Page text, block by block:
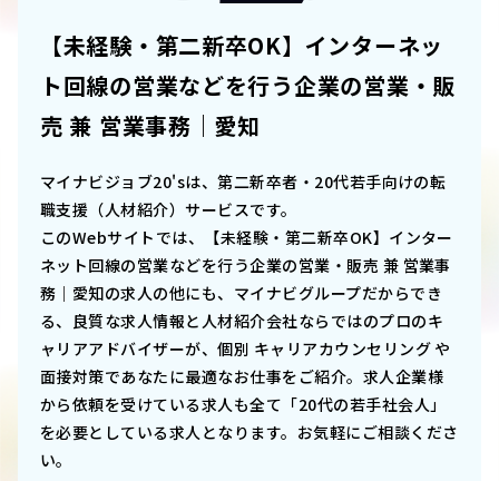
【未経験・第二新卒OK】インターネッ
ト回線の営業などを行う企業の営業・販
売 兼 営業事務｜愛知
マイナビジョブ20'sは、第二新卒者・20代若手向けの転
職支援（人材紹介）サービスです。
このWebサイトでは、
【未経験・第二新卒OK】インター
ネット回線の営業などを行う企業の営業・販売 兼 営業事
務｜愛知の求人の他にも、マイナビグループだからでき
る、良質な求人情報と人材紹介会社ならではのプロのキ
ャリアアドバイザーが、個別 キャリアカウンセリング や
面接対策であなたに最適なお仕事をご紹介。求人企業様
から依頼を受けている求人も全て「20代の若手社会人」
を必要としている求人となります。お気軽にご相談くださ
い。